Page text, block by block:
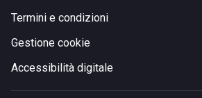
Termini e condizioni
Gestione cookie
Accessibilità digitale